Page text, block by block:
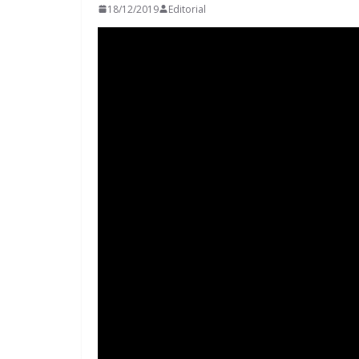
18/12/2019 Editorial